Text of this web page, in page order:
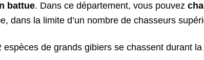
battue. Dans ce département, vous pouvez
dans la limite d’un nombre de chasseurs
espèces de grands gibiers se chassent durant